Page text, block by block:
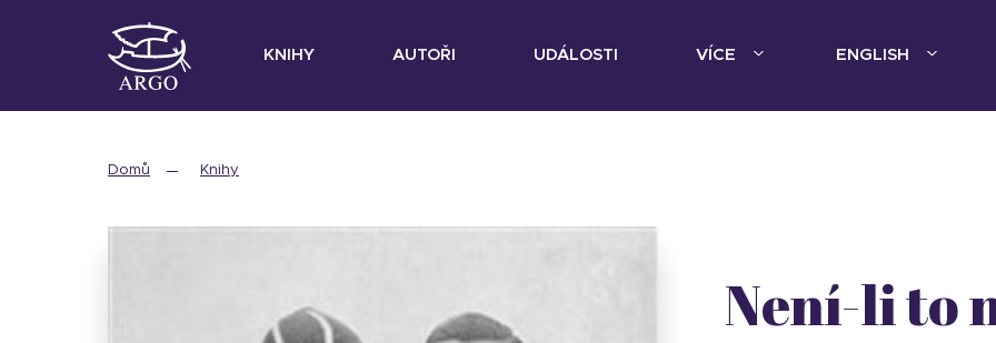
KNIHY AUTOŘI UDÁLOSTI VÍCE ENGLISH
Domů Knihy
Není-li to